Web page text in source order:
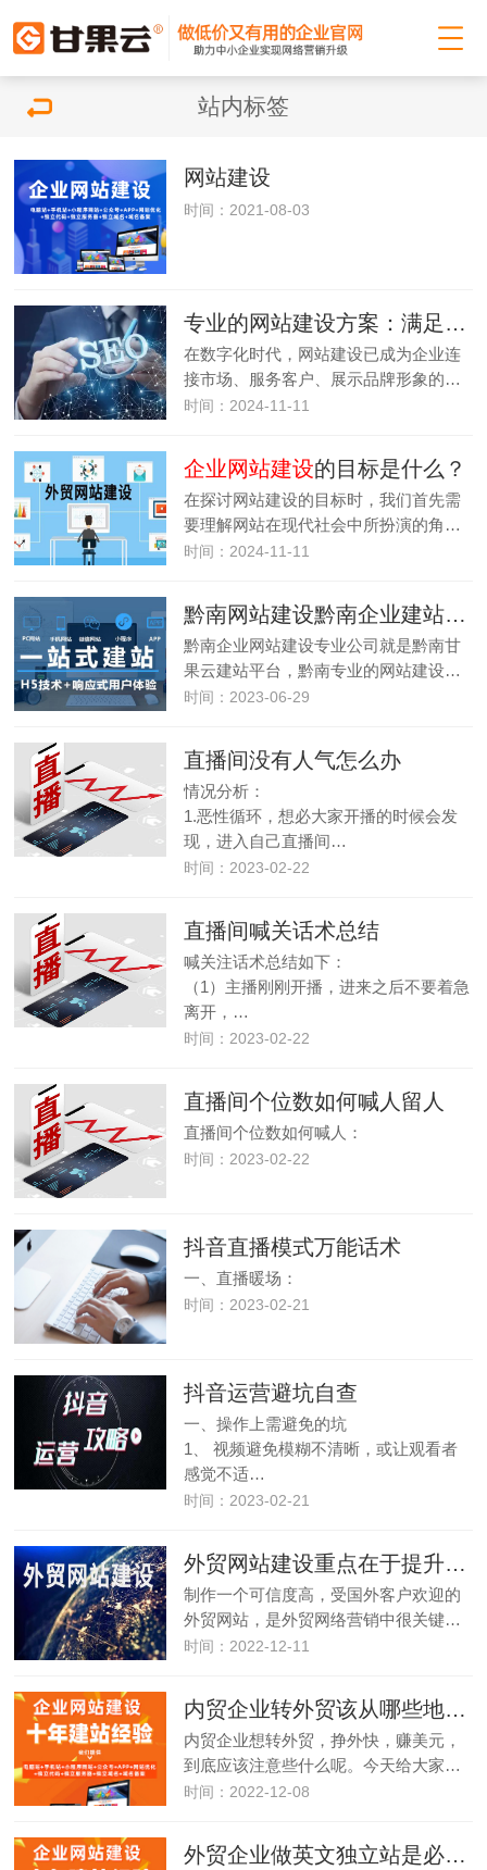
站内标签
网站建设
时间：2021-08-03
专业的网站建设方案：满足企业各种业务需求
在数字化时代，网站建设已成为企业连
接市场、服务客户、展示品牌形象的…
时间：2024-11-11
企业网站建设的目标是什么？
在探讨网站建设的目标时，我们首先需
要理解网站在现代社会中所扮演的角…
时间：2024-11-11
黔南网站建设黔南企业建站黔南网络公司（甘果云网站建设）
黔南企业网站建设专业公司就是黔南甘
果云建站平台，黔南专业的网站建设…
时间：2023-06-29
直播间没有人气怎么办
情况分析：
1.恶性循环，想必大家开播的时候会发
现，进入自己直播间…
时间：2023-02-22
直播间喊关话术总结
喊关注话术总结如下：
（1）主播刚刚开播，进来之后不要着急
离开，…
时间：2023-02-22
直播间个位数如何喊人留人
直播间个位数如何喊人：
时间：2023-02-22
抖音直播模式万能话术
一、直播暖场：
时间：2023-02-21
抖音运营避坑自查
一、操作上需避免的坑
1、 视频避免模糊不清晰，或让观看者
感觉不适…
时间：2023-02-21
外贸网站建设重点在于提升信任度
制作一个可信度高，受国外客户欢迎的
外贸网站，是外贸网络营销中很关键…
时间：2022-12-11
内贸企业转外贸该从哪些地方筹划和入手呢？
内贸企业想转外贸，挣外快，赚美元，
到底应该注意些什么呢。今天给大家…
时间：2022-12-08
外贸企业做英文独立站是必须的，但是否做中文网站呢